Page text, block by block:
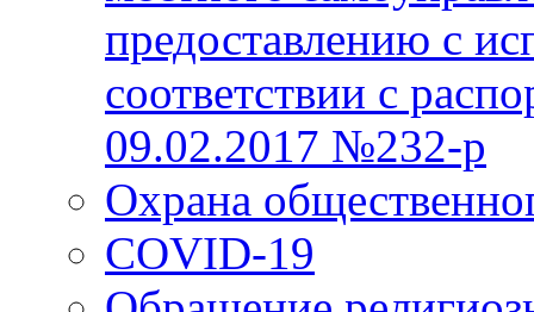
предоставлению с
соответствии с
09.02.2017 №232-р
Охрана
COVID-19